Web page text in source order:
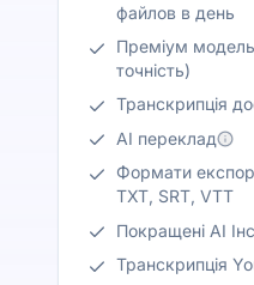
файлов в день
Преміум модель
точність)
Транскрипція
AI переклад
Формати
TXT, SRT, VTT
Покращені AI
Транскрипція